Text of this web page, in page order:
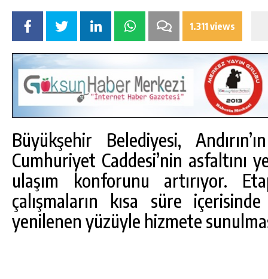
1.311 views
Büyükşehir Belediyesi,
Cumhuriyet Caddesi’nin asfaltını
ulaşım konforunu artırıyor.
çalışmaların kısa süre
yenilenen yüzüyle hizmete